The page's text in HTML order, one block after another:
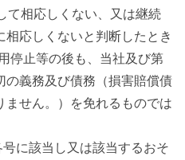
て相応しくない、又は継続
応しくないと判断したとき
停止等の後も、当社及び第
の義務及び債務（損害賠償債
せん。）を免れるものでは
に該当し又は該当するおそ